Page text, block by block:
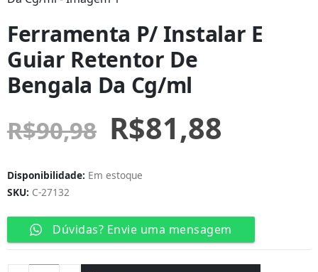
Ferramenta P/ Instalar E
Guiar Retentor De
Bengala Da Cg/ml
R$90,98 R$81,88
Disponibilidade: Em estoque
SKU: C-27132
Dúvidas? Envie uma mensagem